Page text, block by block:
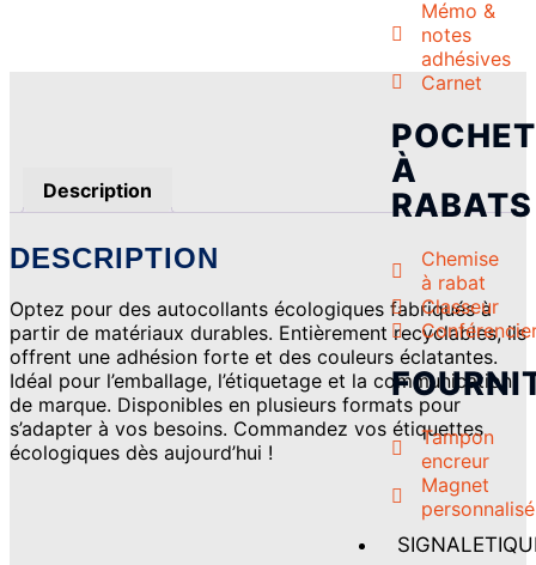
Mémo &
notes
adhésives
Carnet
À
RABATS
Chemise
à rabat
Classeur
Tampon
encreur
Magnet
personnalisé
Description
DESCRIPTION
Optez pour des autocollants écologiques fabriqués à
partir de matériaux durables. Entièrement recyclables, ils
offrent une adhésion forte et des couleurs éclatantes.
Idéal pour l’emballage, l’étiquetage et la communication
de marque. Disponibles en plusieurs formats pour
s’adapter à vos besoins. Commandez vos étiquettes
écologiques dès aujourd’hui !